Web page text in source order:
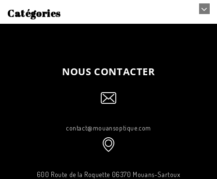
Catégories
NOUS CONTACTER
contact@mouansoptique.com
600 Route de la Roquette 06370 Mouans-Sartoux